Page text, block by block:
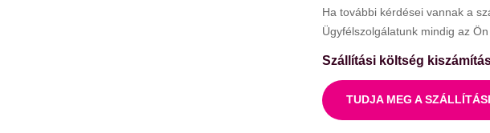
Ha további kérdései vannak a
Ügyfélszolgálatunk mindig az
Szállítási költség
TUDJA MEG A